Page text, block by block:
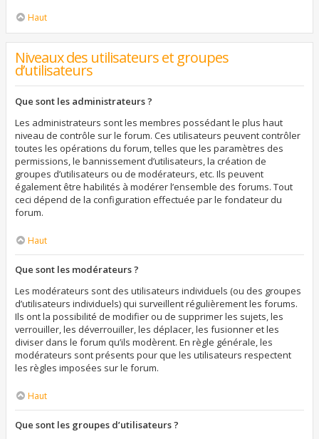
Haut
Niveaux des utilisateurs et groupes
d’utilisateurs
Que sont les administrateurs ?
Les administrateurs sont les membres possédant le plus haut
niveau de contrôle sur le forum. Ces utilisateurs peuvent contrôler
toutes les opérations du forum, telles que les paramètres des
permissions, le bannissement d’utilisateurs, la création de
groupes d’utilisateurs ou de modérateurs, etc. Ils peuvent
également être habilités à modérer l’ensemble des forums. Tout
ceci dépend de la configuration effectuée par le fondateur du
forum.
Haut
Que sont les modérateurs ?
Les modérateurs sont des utilisateurs individuels (ou des groupes
d’utilisateurs individuels) qui surveillent régulièrement les forums.
Ils ont la possibilité de modifier ou de supprimer les sujets, les
verrouiller, les déverrouiller, les déplacer, les fusionner et les
diviser dans le forum qu’ils modèrent. En règle générale, les
modérateurs sont présents pour que les utilisateurs respectent
les règles imposées sur le forum.
Haut
Que sont les groupes d’utilisateurs ?